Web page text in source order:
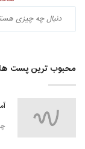
محبوب ترین پست ها